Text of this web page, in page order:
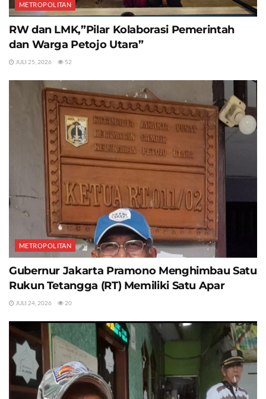
METROPOLITAN
RW dan LMK,”Pilar Kolaborasi Pemerintah
dan Warga Petojo Utara”
JULI 25, 2026 52
METROPOLITAN
Gubernur Jakarta Pramono Menghimbau Satu
Rukun Tetangga (RT) Memiliki Satu Apar
JULI 24, 2026 20